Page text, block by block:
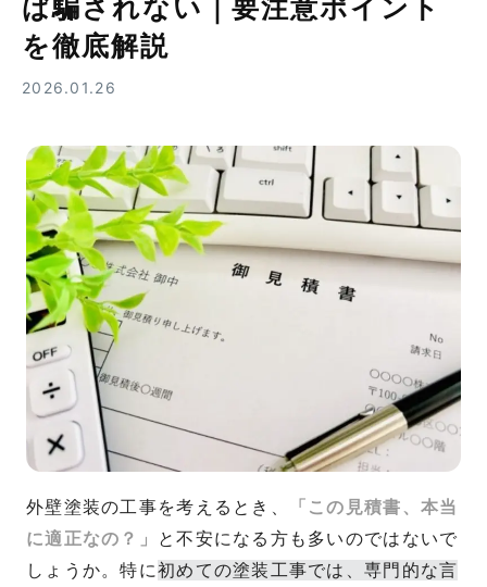
ば騙されない｜要注意ポイント
を徹底解説
2026.01.26
外壁塗装の工事を考えるとき、
「この見積書、本当
に適正なの？」
と不安になる方も多いのではないで
しょうか。特に初めての塗装工事では、専門的な言